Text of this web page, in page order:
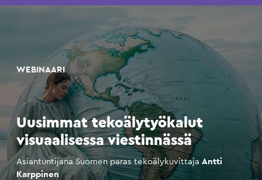
WEBINAARI
Uusimmat tekoälytyökalut
visuaalisessa viestinnässä
Asiantuntijana Suomen paras tekoälykuvittajaAntti
Karppinen